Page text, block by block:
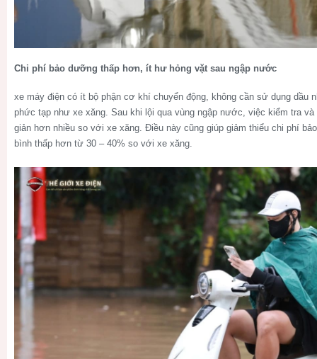
Chi phí bảo dưỡng thấp hơn, ít hư hỏng vặt sau ngập nước
xe máy điện có ít bộ phận cơ khí chuyển động, không cần sử dụng dầu
phức tạp như xe xăng. Sau khi lội qua vùng ngập nước, việc kiểm tra
giản hơn nhiều so với xe xăng. Điều này cũng giúp giảm thiểu chi phí
bình thấp hơn từ 30 – 40% so với xe xăng.